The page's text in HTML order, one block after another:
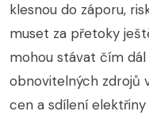
klesnou do záporu,
muset za přetoky
mohou stávat čím
obnovitelných zdrojů
cen a sdílení